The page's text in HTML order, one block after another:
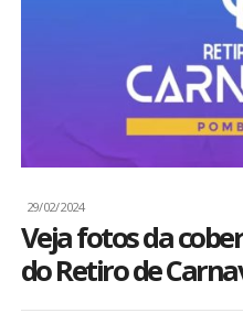
ESPORTES
ENTRETENIMENTO
ENQUETE
29/02/2024
Veja fotos da
do Retiro de